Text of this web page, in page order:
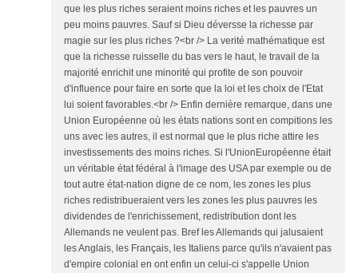
que les plus riches seraient moins riches et les pauvres un
peu moins pauvres. Sauf si Dieu déversse la richesse par
magie sur les plus riches ?<br /> La verité mathématique est
que la richesse ruisselle du bas vers le haut, le travail de la
majorité enrichit une minorité qui profite de son pouvoir
d'influence pour faire en sorte que la loi et les choix de l'Etat
lui soient favorables.<br /> Enfin dernière remarque, dans une
Union Européenne où les états nations sont en compitions les
uns avec les autres, il est normal que le plus riche attire les
investissements des moins riches. Si l'UnionEuropéenne était
un véritable état fédéral à l'image des USA par exemple ou de
tout autre état-nation digne de ce nom, les zones les plus
riches redistribueraient vers les zones les plus pauvres les
dividendes de l'enrichissement, redistribution dont les
Allemands ne veulent pas. Bref les Allemands qui jalusaient
les Anglais, les Français, les Italiens parce qu'ils n'avaient pas
d'empire colonial en ont enfin un celui-ci s'appelle Union